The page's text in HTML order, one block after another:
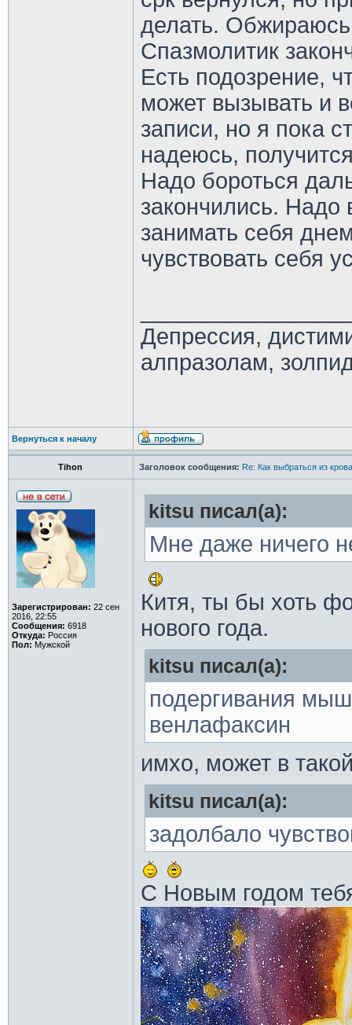
делать.
Спазмолитик
Есть подозрение,
может вызывать и
записи, но я пока
надеюсь,
Надо бороться
закончились. Надо
занимать себя
чувствовать себя
Депрессия,
алпразолам,
Вернуться к началу
Tihon Заголовок сообщения: Re: Как выбраться из
Зарегистрирован: 22 сен
2016, 22:55
Сообщения: 6918
Откуда: Россия
Пол: Мужской
kitsu писал(а):
Мне даже ничего
Китя, ты бы хоть
нового года.
kitsu писал(а):
подергивания
венлафаксин
имхо, может в
kitsu писал(а):
задолбало
С Новым годом